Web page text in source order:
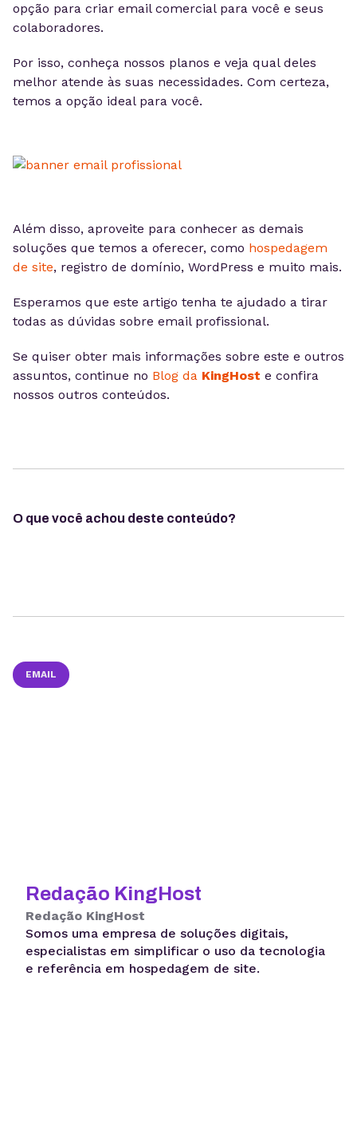
opção para criar email comercial para você e seus
colaboradores.
Por isso, conheça nossos planos e veja qual deles
melhor atende às suas necessidades. Com certeza,
temos a opção ideal para você.
Além disso, aproveite para conhecer as demais
soluções que temos a oferecer, como hospedagem
de site, registro de domínio, WordPress e muito mais.
Esperamos que este artigo tenha te ajudado a tirar
todas as dúvidas sobre email profissional.
Se quiser obter mais informações sobre este e outros
assuntos, continue no Blog da KingHost e confira
nossos outros conteúdos.
O que você achou deste conteúdo?
EMAIL
Redação KingHost
Redação KingHost
Somos uma empresa de soluções digitais,
especialistas em simplificar o uso da tecnologia
e referência em hospedagem de site.